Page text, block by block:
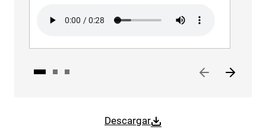
Descargar